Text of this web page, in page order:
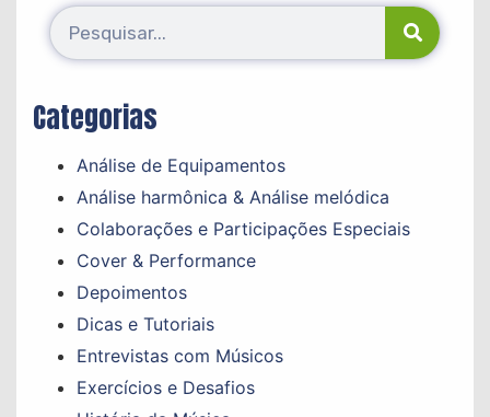
Categorias
Análise de Equipamentos
Análise harmônica & Análise melódica
Colaborações e Participações Especiais
Cover & Performance
Depoimentos
Dicas e Tutoriais
Entrevistas com Músicos
Exercícios e Desafios